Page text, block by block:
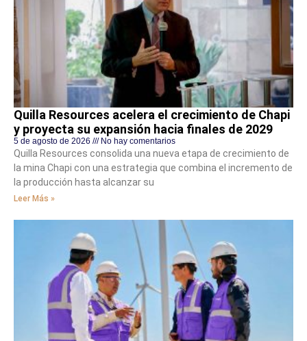
Quilla Resources acelera el crecimiento de Chapi
y proyecta su expansión hacia finales de 2029
5 de agosto de 2026 No hay comentarios
Quilla Resources consolida una nueva etapa de crecimiento de
la mina Chapi con una estrategia que combina el incremento de
la producción hasta alcanzar su
Leer Más »